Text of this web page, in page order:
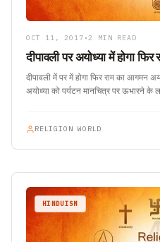
OCT 11, 2017 •2 MIN READ
दीपावली पर अयोध्या में होगा
दीपावली में पर में होगा फिर राम का आगमन
अयोध्या को पर्यटन मानचित्र पर ऊभारने के
RELIGION WORLD
HINDUISM